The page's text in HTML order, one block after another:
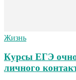
Жизнь
Курсы ЕГЭ
личного